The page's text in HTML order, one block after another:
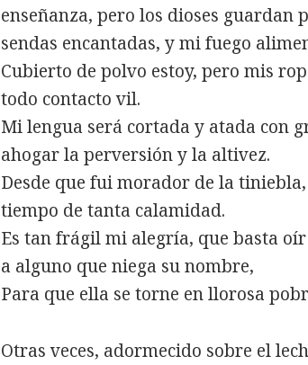
enseñanza, pero los dioses guardan
sendas encantadas, y mi fuego
Cubierto de polvo estoy, pero mis
todo contacto vil.
Mi lengua será cortada y atada con
ahogar la perversión y la altivez.
Desde que fui morador de la
tiempo de tanta calamidad.
Es tan frágil mi alegría, que basta
a alguno que niega su nombre,
Para que ella se torne en llorosa
Otras veces, adormecido sobre el